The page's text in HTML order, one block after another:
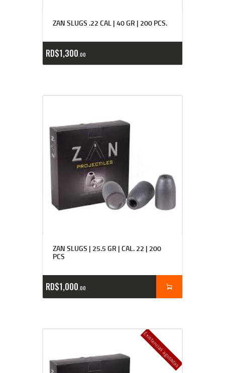
ZAN SLUGS .22 CAL | 40 GR | 200 PCS.
RD$1,300 00
ZAN SLUGS | 25.5 GR | CAL. 22 | 200
PCS
RD$1,000 00
Existencias agotadas